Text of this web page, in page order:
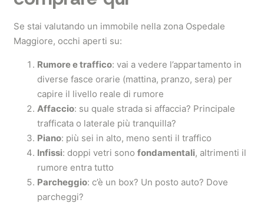
Se stai valutando un immobile nella zona Ospedale
Maggiore, occhi aperti su:
Rumore e traffico: vai a vedere l’appartamento in
diverse fasce orarie (mattina, pranzo, sera) per
capire il livello reale di rumore
Affaccio: su quale strada si affaccia? Principale
trafficata o laterale più tranquilla?
Piano: più sei in alto, meno senti il traffico
Infissi: doppi vetri sono fondamentali, altrimenti il
rumore entra tutto
Parcheggio: c’è un box? Un posto auto? Dove
parcheggi?